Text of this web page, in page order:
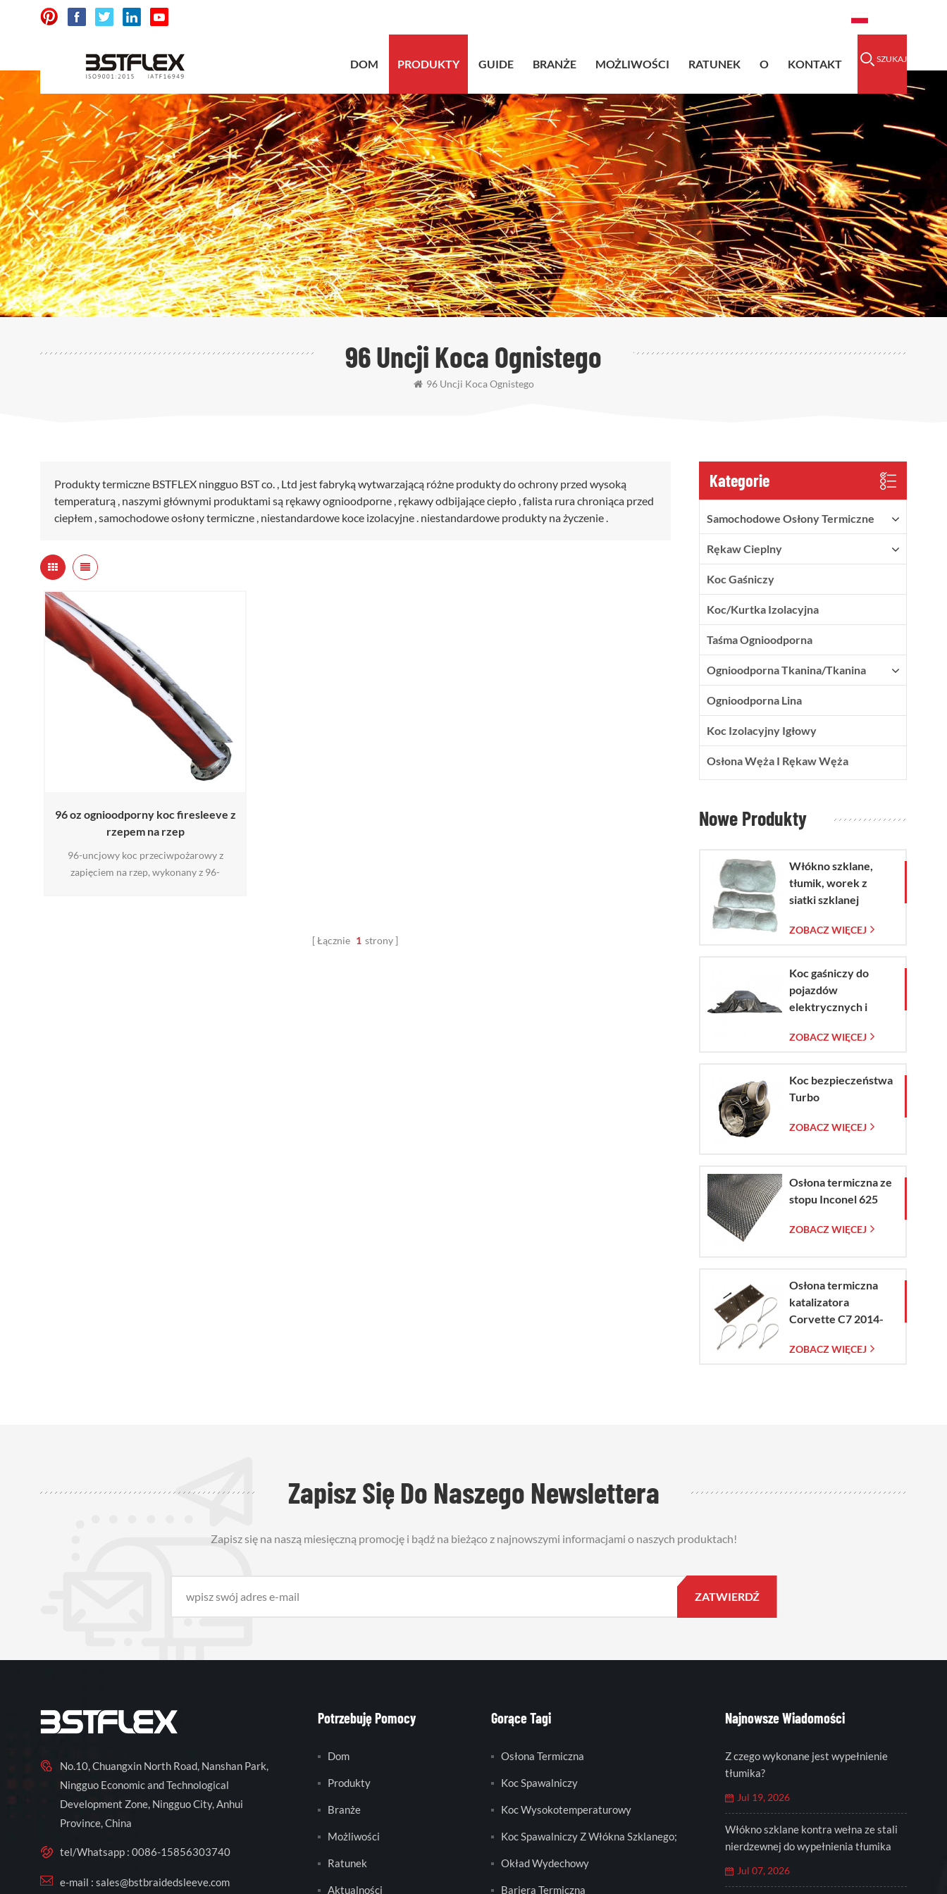
SZUKAJ
DOM PRODUKTY GUIDE BRANŻE MOŻLIWOŚCI RATUNEK O KONTAKT
96 Uncji Koca Ognistego
96 Uncji Koca Ognistego
Produkty termiczne BSTFLEX ningguo BST co. , Ltd jest fabryką wytwarzającą różne produkty do ochrony przed wysoką
temperaturą , naszymi głównymi produktami są rękawy ognioodporne , rękawy odbijające ciepło , falista rura chroniąca przed
ciepłem , samochodowe osłony termiczne , niestandardowe koce izolacyjne . niestandardowe produkty na życzenie .
96 oz ognioodporny koc firesleeve z
rzepem na rzep
96-uncjowy koc przeciwpożarowy z
zapięciem na rzep, wykonany z 96-
Łącznie 1 strony
Kategorie
Samochodowe Osłony Termiczne
Rękaw Cieplny
Koc Gaśniczy
Koc/kurtka Izolacyjna
Taśma Ognioodporna
Ognioodporna Tkanina/tkanina
Ognioodporna Lina
Koc Izolacyjny Igłowy
Osłona Węża I Rękaw Węża
Nowe Produkty
Włókno szklane,
tłumik, worek z
siatki szklanej
ZOBACZ WIĘCEJ
Koc gaśniczy do
pojazdów
elektrycznych i
sytuacjach
ZOBACZ WIĘCEJ
Koc bezpieczeństwa
Turbo
ZOBACZ WIĘCEJ
Osłona termiczna ze
stopu Inconel 625
ZOBACZ WIĘCEJ
Osłona termiczna
katalizatora
Corvette C7 2014-
ZOBACZ WIĘCEJ
Zapisz Się Do Naszego Newslettera
Zapisz się na naszą miesięczną promocję i bądź na bieżąco z najnowszymi informacjami o naszych produktach!
No.10, Chuangxin North Road, Nanshan Park,
Ningguo Economic and Technological
Development Zone, Ningguo City, Anhui
Province, China
tel/Whatsapp : 0086-15856303740
e-mail : sales@bstbraidedsleeve.com
Potrzebuję Pomocy
Dom
Produkty
Branże
Możliwości
Ratunek
Aktualności
Gorące Tagi
Osłona Termiczna
Koc Spawalniczy
Koc Wysokotemperaturowy
Koc Spawalniczy Z Włókna Szklanego;
Okład Wydechowy
Bariera Termiczna
Najnowsze Wiadomości
Z czego wykonane jest wypełnienie
tłumika?
Jul 19, 2026
Włókno szklane kontra wełna ze stali
nierdzewnej do wypełnienia tłumika
Jul 07, 2026